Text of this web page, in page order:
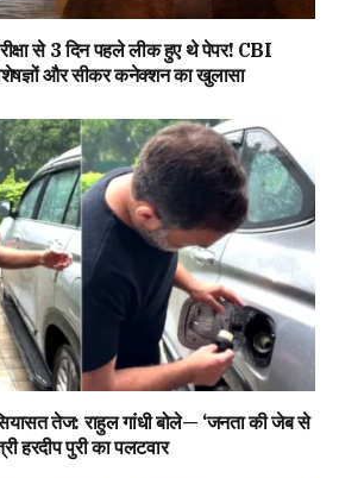
से 3 दिन पहले लीक हुए थे पेपर! CBI
और सीकर कनेक्शन का खुलासा
तेज: राहुल गांधी बोले— ‘जनता की जेब से
हरदीप पुरी का पलटवार